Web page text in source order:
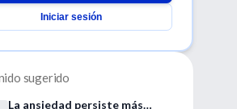
Iniciar sesión
sugerido
La ansiedad persiste más